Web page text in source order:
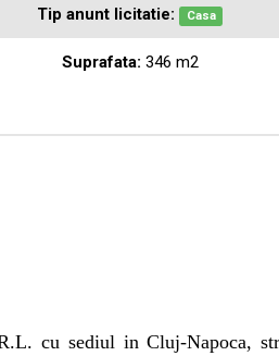
Tip anunt licitatie: Casa
Suprafata: 346 m2
cu sediul in Cluj-Napoca,